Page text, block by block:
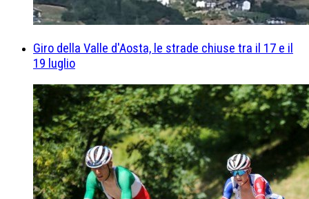
Giro della Valle d'Aosta, le strade chiuse tra il 17 e il
19 luglio